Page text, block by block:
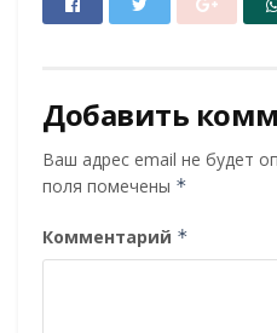
Добавить
Ваш адрес email не будет
поля помечены *
Комментарий *